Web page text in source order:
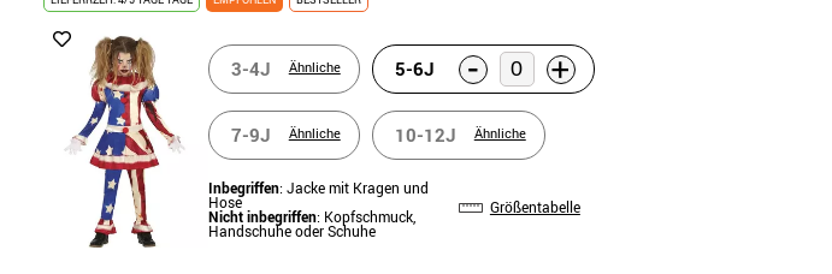
3-4J Ähnliche 5-6J - +
7-9J Ähnliche 10-12J Ähnliche
Inbegriffen: Jacke mit Kragen und
Hose
Nicht inbegriffen: Kopfschmuck,
Handschuhe oder Schuhe
Größentabelle